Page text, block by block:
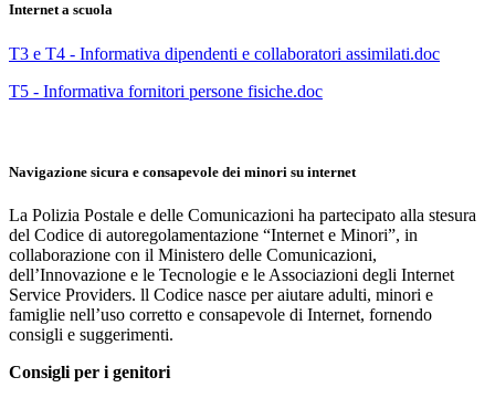
Internet a scuola
T3 e T4 - Informativa dipendenti e collaboratori assimilati.doc
T5 - Informativa fornitori persone fisiche.doc
Navigazione sicura e consapevole dei minori su internet
La Polizia Postale e delle Comunicazioni ha partecipato alla stesura
del Codice di autoregolamentazione “Internet e Minori”, in
collaborazione con il Ministero delle Comunicazioni,
dell’Innovazione e le Tecnologie e le Associazioni degli Internet
Service Providers. ll Codice nasce per aiutare adulti, minori e
famiglie nell’uso corretto e consapevole di Internet, fornendo
consigli e suggerimenti.
Consigli per i genitori